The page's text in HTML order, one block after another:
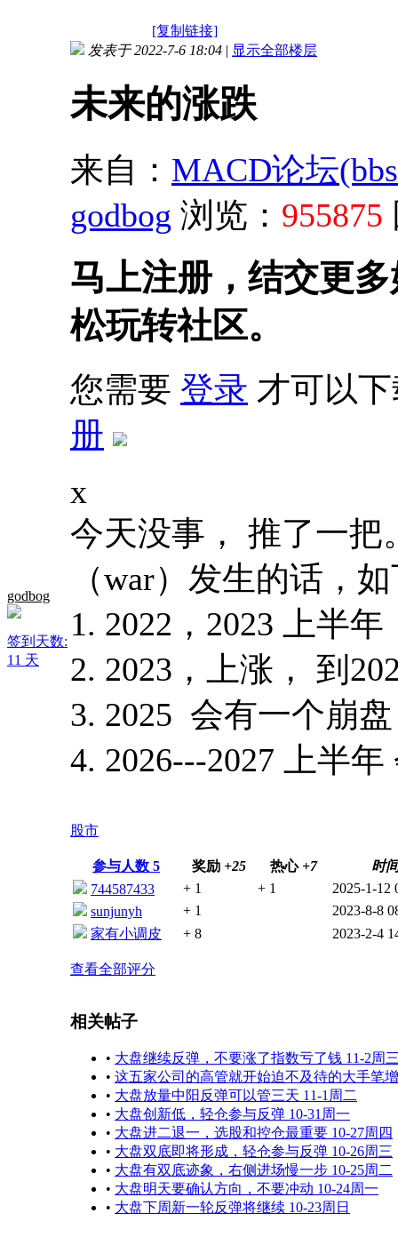
[复制链接]
godbog
签到天数:
11 天
发表于 2022-7-6 18:04 | 显示全部楼层
未来的涨跌
来自： MACD论坛
godbog 浏览： 955875
马上注册，结交更
松玩转社区。
您需要 登录 才可以
册
x
今天没事， 推了一
（war）发生的话，
1. 2022，2023 上半
2. 2023，上涨， 到
3. 2025 会有一个崩
4. 2026---2027 上半
股市
参与人数 5 奖励 +25 热心 +7
时
744587433
+ 1 + 1
2025-1-12
sunjunyh
+ 1
2023-8-8
家有小调皮
+ 8 2023-2-4
查看全部评分
相关帖子
• 大盘继续反弹，不要涨了指数亏了钱 11-2周
• 这五家公司的高管就开始迫不及待的大手笔
• 大盘放量中阳反弹可以管三天 11-1周二
• 大盘创新低，轻仓参与反弹 10-31周一
• 大盘进二退一，选股和控仓最重要 10-27周四
• 大盘双底即将形成，轻仓参与反弹 10-26周三
• 大盘有双底迹象，右侧进场慢一步 10-25周二
• 大盘明天要确认方向，不要冲动 10-24周一
• 大盘下周新一轮反弹将继续 10-23周日